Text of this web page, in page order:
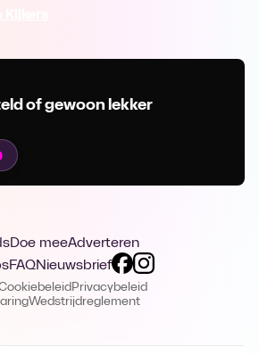
of gewoon lekker
Doe meeAdverteren
FAQNieuwsbrief
Privacybeleid
Wedstrijdreglement